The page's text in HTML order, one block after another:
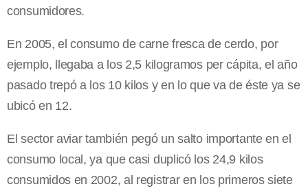
consumidores.
En 2005, el consumo de carne fresca de cerdo, por
ejemplo, llegaba a los 2,5 kilogramos per cápita, el año
pasado trepó a los 10 kilos y en lo que va de éste ya se
ubicó en 12.
El sector aviar también pegó un salto importante en el
consumo local, ya que casi duplicó los 24,9 kilos
consumidos en 2002, al registrar en los primeros siete